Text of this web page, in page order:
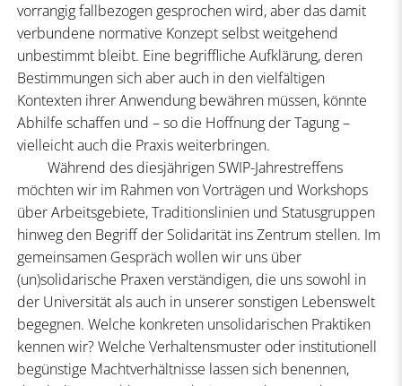
vorrangig fallbezogen gesprochen wird, aber das damit
verbundene normative Konzept selbst weitgehend
unbestimmt bleibt. Eine begriffliche Aufklärung, deren
Bestimmungen sich aber auch in den vielfältigen
Kontexten ihrer Anwendung bewähren müssen, könnte
Abhilfe schaffen und – so die Hoffnung der Tagung –
vielleicht auch die Praxis weiterbringen.
Während des diesjährigen SWIP-Jahrestreffens
möchten wir im Rahmen von Vorträgen und Workshops
über Arbeitsgebiete, Traditionslinien und Statusgruppen
hinweg den Begriff der Solidarität ins Zentrum stellen. Im
gemeinsamen Gespräch wollen wir uns über
(un)solidarische Praxen verständigen, die uns sowohl in
der Universität als auch in unserer sonstigen Lebenswelt
begegnen. Welche konkreten unsolidarischen Praktiken
kennen wir? Welche Verhaltensmuster oder institutionell
begünstige Machtverhältnisse lassen sich benennen,